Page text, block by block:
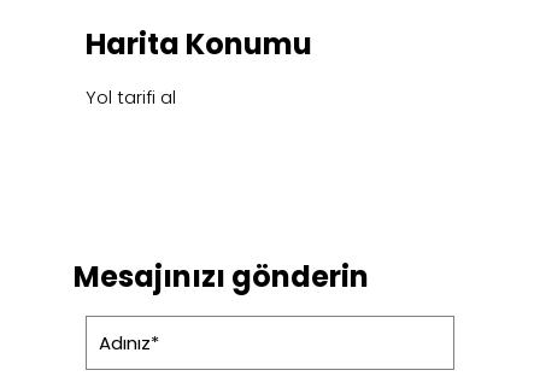
Harita Konumu
Yol tarifi al
Mesajınızı gönderin